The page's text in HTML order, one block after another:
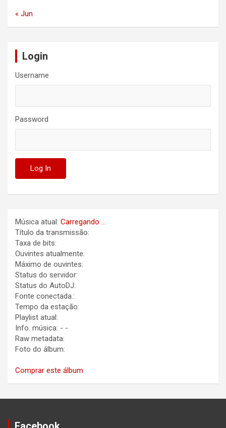
« Jun
Login
Username
Password
Música atual: Carregando ...
Título da transmissão:
Taxa de bits:
Ouvintes atualmente:
Máximo de ouvintes:
Status do servidor:
Status do AutoDJ:
Fonte conectada.:
Tempo da estação:
Playlist atual:
Info. música: - -
Raw metadata:
Foto do álbum:
Comprar este álbum